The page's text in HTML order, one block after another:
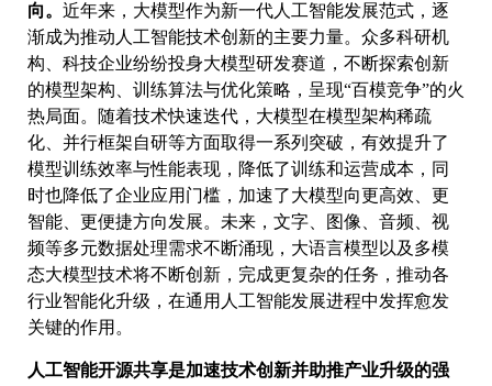
向。 近年来，大模型作为新一代人工智能发展范式，逐
渐成为推动人工智能技术创新的主要力量。众多科研机
构、科技企业纷纷投身大模型研发赛道，不断探索创新
的模型架构、训练算法与优化策略，呈现“百模竞争”的火
热局面。随着技术快速迭代，大模型在模型架构稀疏
化、并行框架自研等方面取得一系列突破，有效提升了
模型训练效率与性能表现，降低了训练和运营成本，同
时也降低了企业应用门槛，加速了大模型向更高效、更
智能、更便捷方向发展。未来，文字、图像、音频、视
频等多元数据处理需求不断涌现，大语言模型以及多模
态大模型技术将不断创新，完成更复杂的任务，推动各
行业智能化升级，在通用人工智能发展进程中发挥愈发
关键的作用。
人工智能开源共享是加速技术创新并助推产业升级的强